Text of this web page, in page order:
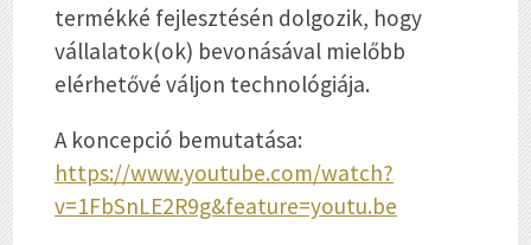
termékké fejlesztésén dolgozik, hogy
vállalatok(ok) bevonásával mielőbb
elérhetővé váljon technológiája.
A koncepció bemutatása:
https://www.youtube.com/watch?
v=1FbSnLE2R9g&feature=youtu.be